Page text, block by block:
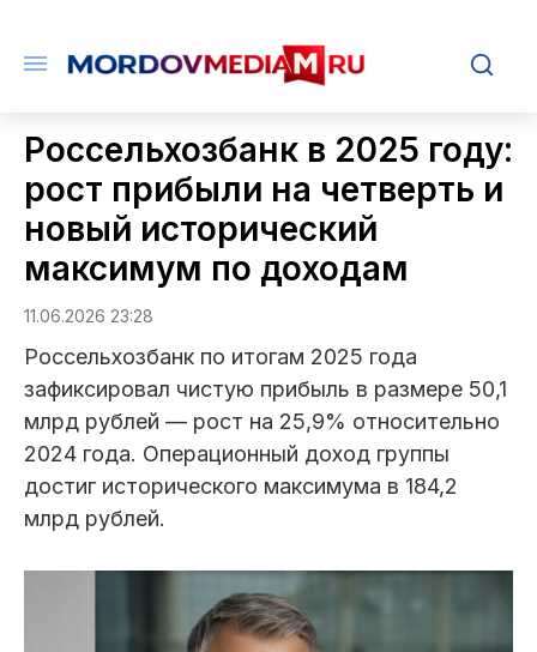
Россельхозбанк в 2025 году:
рост прибыли на четверть и
новый исторический
максимум по доходам
11.06.2026 23:28
Россельхозбанк по итогам 2025 года
зафиксировал чистую прибыль в размере 50,1
млрд рублей — рост на 25,9% относительно
2024 года. Операционный доход группы
достиг исторического максимума в 184,2
млрд рублей.